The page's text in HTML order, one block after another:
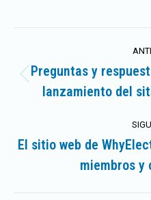
entre
publicaciones
Preguntas y
lanzamiento del
El sitio web de
miembros y